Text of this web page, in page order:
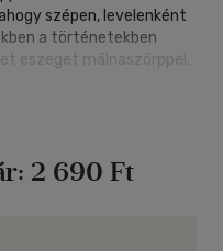
szépen, levelenként
a történetekben
eszeget málnaszörppel.
Az almák
a ribiszkebogyós
villog, varázslat hívta
2 690 Ft